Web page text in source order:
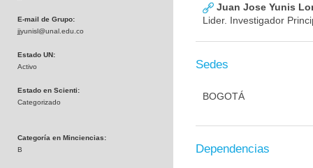
E-mail de Grupo:
jjyunisl@unal.edu.co
Estado UN:
Activo
Estado en Scienti:
Categorizado
Categoría en Minciencias:
B
Juan Jose Yunis
Lider. Investigador
Sedes
BOGOTÁ
Dependencias